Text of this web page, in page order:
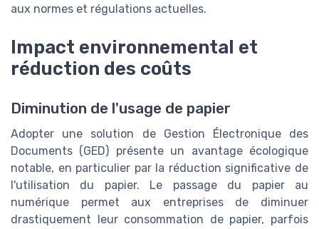
aux normes et régulations actuelles.
Impact environnemental et
réduction des coûts
Diminution de l'usage de papier
Adopter une solution de Gestion Électronique des
Documents (GED) présente un avantage écologique
notable, en particulier par la réduction significative de
l'utilisation du papier. Le passage du papier au
numérique permet aux entreprises de diminuer
drastiquement leur consommation de papier, parfois